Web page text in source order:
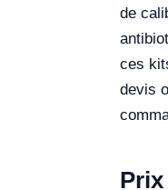
de
ces
devis